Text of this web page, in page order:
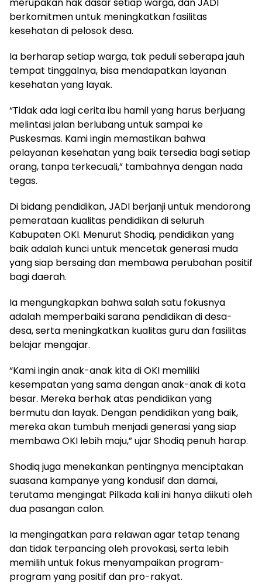
berkomitmen untuk meningkatkan fasilitas
kesehatan di pelosok desa.
Ia berharap setiap warga, tak peduli seberapa jauh
tempat tinggalnya, bisa mendapatkan layanan
kesehatan yang layak.
“Tidak ada lagi cerita ibu hamil yang harus berjuang
melintasi jalan berlubang untuk sampai ke
Puskesmas. Kami ingin memastikan bahwa
pelayanan kesehatan yang baik tersedia bagi setiap
orang, tanpa terkecuali,” tambahnya dengan nada
tegas.
Di bidang pendidikan, JADI berjanji untuk mendorong
pemerataan kualitas pendidikan di seluruh
Kabupaten OKI. Menurut Shodiq, pendidikan yang
baik adalah kunci untuk mencetak generasi muda
yang siap bersaing dan membawa perubahan positif
bagi daerah.
Ia mengungkapkan bahwa salah satu fokusnya
adalah memperbaiki sarana pendidikan di desa-
desa, serta meningkatkan kualitas guru dan fasilitas
belajar mengajar.
“Kami ingin anak-anak kita di OKI memiliki
kesempatan yang sama dengan anak-anak di kota
besar. Mereka berhak atas pendidikan yang
bermutu dan layak. Dengan pendidikan yang baik,
mereka akan tumbuh menjadi generasi yang siap
membawa OKI lebih maju,” ujar Shodiq penuh harap.
Shodiq juga menekankan pentingnya menciptakan
suasana kampanye yang kondusif dan damai,
terutama mengingat Pilkada kali ini hanya diikuti oleh
dua pasangan calon.
Ia mengingatkan para relawan agar tetap tenang
dan tidak terpancing oleh provokasi, serta lebih
memilih untuk fokus menyampaikan program-
program yang positif dan pro-rakyat.